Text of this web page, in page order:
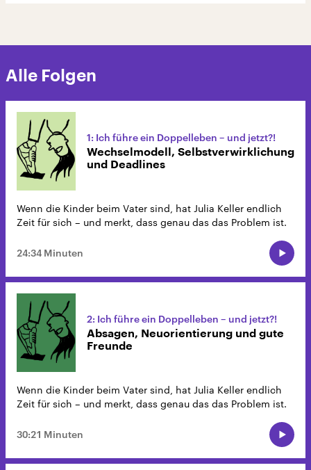
Alle Folgen
1: Ich führe ein Doppelleben – und jetzt?!
Wechselmodell, Selbstverwirklichung
und Deadlines
Wenn die Kinder beim Vater sind, hat Julia Keller endlich
Zeit für sich – und merkt, dass genau das das Problem ist.
24:34 Minuten
2: Ich führe ein Doppelleben – und jetzt?!
Absagen, Neuorientierung und gute
Freunde
Wenn die Kinder beim Vater sind, hat Julia Keller endlich
Zeit für sich – und merkt, dass genau das das Problem ist.
30:21 Minuten